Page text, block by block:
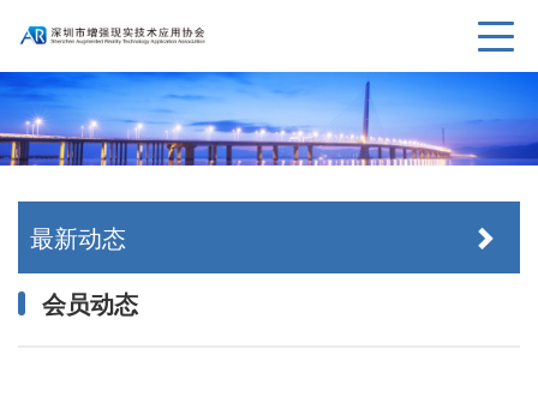
最新动态
会员动态